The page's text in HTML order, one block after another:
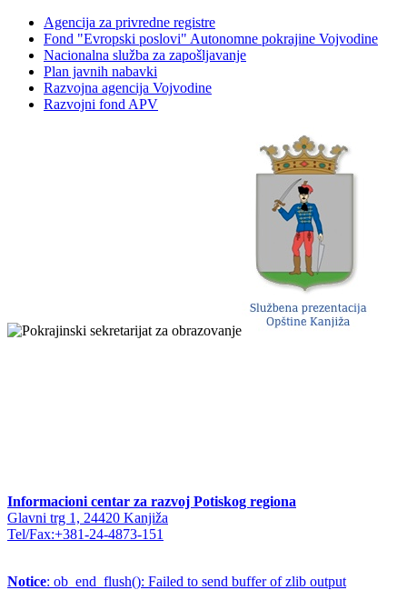
Agencija za privredne registre
Fond "Evropski poslovi" Autonomne pokrajine Vojvodine
Nacionalna služba za zapošljavanje
Plan javnih nabavki
Razvojna agencija Vojvodine
Razvojni fond APV
Informacioni centar za razvoj Potiskog regiona
Glavni trg 1, 24420 Kanjiža
Tel/Fax:+381-24-4873-151
Notice: ob_end_flush(): Failed to send buffer of zlib output